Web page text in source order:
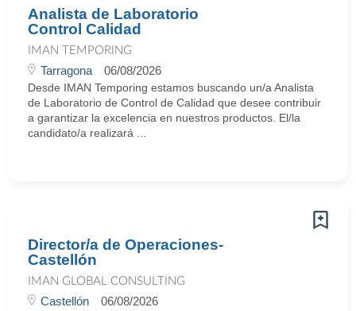
Analista de Laboratorio
Control Calidad
IMAN TEMPORING
Tarragona 06/08/2026
Desde IMAN Temporing estamos buscando un/a Analista
de Laboratorio de Control de Calidad que desee contribuir
a garantizar la excelencia en nuestros productos. El/la
candidato/a realizará ...
Director/a de Operaciones-
Castellón
IMAN GLOBAL CONSULTING
Castellón 06/08/2026